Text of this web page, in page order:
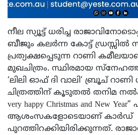
നീല സ്യൂട്ട് ധരിച്ച
ബീജും കലർന്ന കോട്ട് ഡ്രസ്സിൽ
പ്രത്യക്ഷപ്പെടുന്ന റാണി
മുഖചിത്രം. സ്ഥിരമായ
‘ലിലി ഓഫ് ദി വാലി’ ബ്രൂച് റാണി
ചിത്രത്തിന് കൂടുതൽ തനിമ
very happy Christmas and New
ആശംസകളോടെയാണ് കാർഡ്
പുറത്തിറക്കിയിരിക്കുന്നത്.